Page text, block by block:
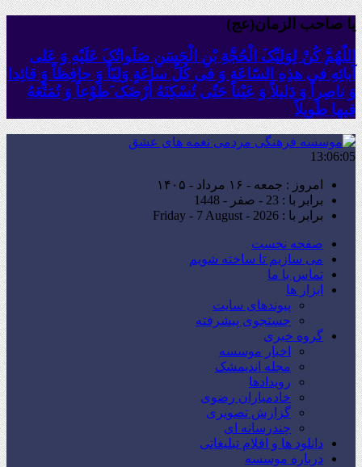
یا صاحب الزمان(عج)
اللّهُمَّ کُنْ لِوَلِیِّکَ الْحُجَّةِ بْنِ الْحَسَنِ صَلَواتُکَ عَلَیْهِ وَ عَلى
آبائِهِ فی هذِهِ السّاعَةِ وَ فی کُلِّ ساعَةٍ وَلِیّاً وَ حافِظاً وَ قائِدا
‏وَ ناصِراً وَ دَلیلاً وَ عَیْناً حَتّى تُسْکِنَهُ أَرْضَک َطَوْعاً وَ تُمَتِّعَهُ
فیها طَویلاً
13:06:07
امروز : جمعه - ۱۶ مرداد - ۱۴۰۵
برابر با : 23 - صفر - 1448
برابر با : Friday - 7 August - 2026
صفحه نخست
می سازیم تا ساخته شویم
تماس با ما
ابزار ها
پیوندهای سایت
جستجوی پیشرفته
گروه خبری
اخبار موسسه
مجله اندیمشک
رویدادها
خادمیاران رضوی
گزارش تصویری
چندرسانه ای
دانلود ها و اقلام تبلیغاتی
درباره موسسه